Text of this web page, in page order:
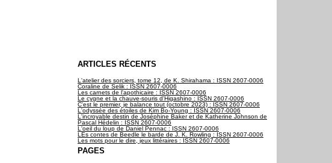
ARTICLES RÉCENTS
L'atelier des sorciers, tome 12, de K. Shirahama : ISSN 2607-0006
Coraline de Selik : ISSN 2607-0006
Les carnets de l'apothicaire : ISSN 2607-0006
Le cygne et la chauve-souris d'Higashino : ISSN 2607-0006
C'est le premier, je balance tout (octobre 2023) : ISSN 2607-0006
L'odyssée des étoiles de Kim Bo-Young : ISSN 2607-0006
L'incroyable destin de Joséphine Baker et de Katherine Johnson de
Pascal Hédelin : ISSN 2607-0006
L'oeil du loup de Daniel Pennac : ISSN 2607-0006
LEs contes de Beedle le barde de J. K. Rowling : ISSN 2607-0006
Les mots pour le dire, jeux littéraires : ISSN 2607-0006
PAGES